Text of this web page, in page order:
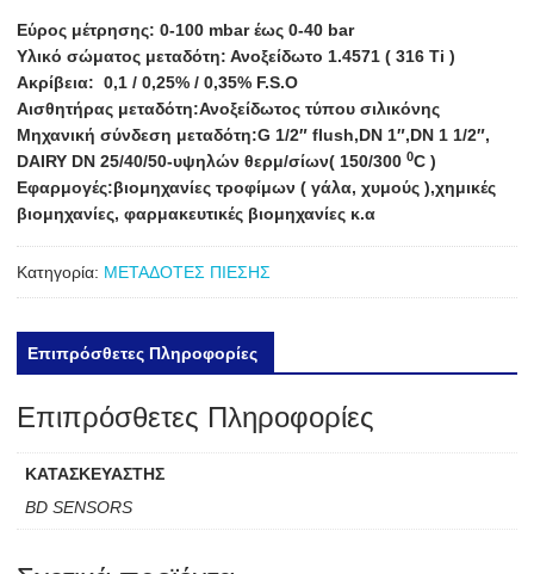
Εύρος μέτρησης: 0-100 mbar έως 0-40 bar
Υλικό σώματος μεταδότη: Ανοξείδωτο 1.4571 ( 316 Ti )
Ακρίβεια: 0,1 / 0,25% / 0,35% F.S.O
Αισθητήρας μεταδότη:Ανοξείδωτος τύπου σιλικόνης
Μηχανική σύνδεση μεταδότη:G 1/2″ flush,DN 1″,DN 1 1/2″,
DAIRY DN 25/40/50-υψηλών θερμ/σίων( 150/300 0C )
Εφαρμογές:βιομηχανίες τροφίμων ( γάλα, χυμούς ),χημικές
βιομηχανίες, φαρμακευτικές βιομηχανίες κ.α
Κατηγορία: ΜΕΤΑΔΟΤΕΣ ΠΙΕΣΗΣ
Επιπρόσθετες Πληροφορίες
Επιπρόσθετες Πληροφορίες
ΚΑΤΑΣΚΕΥΑΣΤΗΣ
BD SENSORS